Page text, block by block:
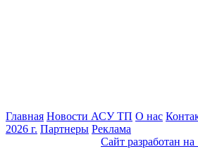
Главная Новости АСУ ТП О нас
2026 г. Партнеры Реклама
Сайт разработан